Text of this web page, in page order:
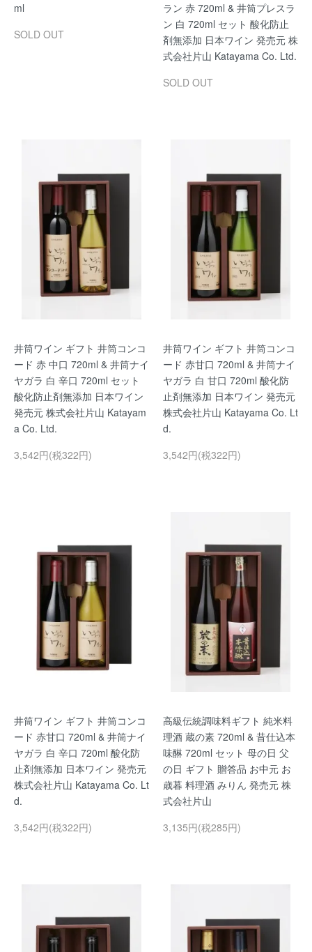
ml
SOLD OUT
ラン 赤 720ml & 井筒プレスラ
ン 白 720ml セット 酸化防止
剤無添加 日本ワイン 発売元 株
式会社片山 Katayama Co. Ltd.
SOLD OUT
井筒ワイン ギフト 井筒コンコ
ード 赤 中口 720ml & 井筒ナイ
ヤガラ 白 辛口 720ml セット
酸化防止剤無添加 日本ワイン
発売元 株式会社片山 Katayam
a Co. Ltd.
3,542円(税322円)
井筒ワイン ギフト 井筒コンコ
ード 赤甘口 720ml & 井筒ナイ
ヤガラ 白 甘口 720ml 酸化防
止剤無添加 日本ワイン 発売元
株式会社片山 Katayama Co. Lt
d.
3,542円(税322円)
井筒ワイン ギフト 井筒コンコ
ード 赤甘口 720ml & 井筒ナイ
ヤガラ 白 辛口 720ml 酸化防
止剤無添加 日本ワイン 発売元
株式会社片山 Katayama Co. Lt
d.
3,542円(税322円)
高級伝統調味料ギフト 純米料
理酒 蔵の素 720ml & 昔仕込本
味醂 720ml セット 母の日 父
の日 ギフト 贈答品 お中元 お
歳暮 料理酒 みりん 発売元 株
式会社片山
3,135円(税285円)